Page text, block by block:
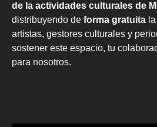
de la actividades culturales de
distribuyendo de forma gratuita
artistas, gestores culturales y
sostener este espacio, tu
para nosotros.